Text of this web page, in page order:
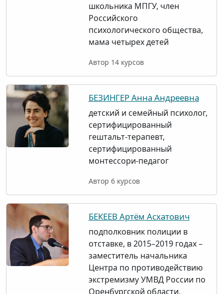
школьника МПГУ, член
Российского
психологического общества,
мама четырех детей
Автор 14 курсов
БЕЗИНГЕР Анна Андреевна
детский и семейный психолог,
сертифицированный
гештальт-терапевт,
сертифицированный
монтессори-педагог
Автор 6 курсов
БЕКЕЕВ Артём Асхатович
подполковник полиции в
отставке, в 2015–2019 годах –
заместитель начальника
Центра по противодействию
экстремизму УМВД России по
Оренбургской области,